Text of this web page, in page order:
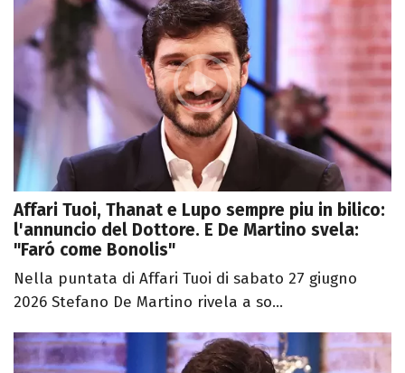
Affari Tuoi, Thanat e Lupo sempre piu in bilico:
l'annuncio del Dottore. E De Martino svela:
"Faró come Bonolis"
Nella puntata di Affari Tuoi di sabato 27 giugno
2026 Stefano De Martino rivela a so...